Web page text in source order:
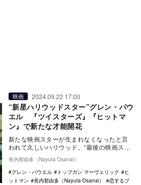
映画 2024.09.22 17:00
“新星ハリウッドスター”グレン・パウ
エル 『ツイスターズ』『ヒットマ
ン』で新たな才能開花
新たな映画スターが生まれなくなったと言
われて久しいハリウッド。“最後の映画スタ
は『ミ…
長内那由多（Nayuta Osanai）
グレン・パウエル
トップガン マーヴェリック
ヒ
ットマン
長内那由多（Nayuta Osanai）
恋するプ